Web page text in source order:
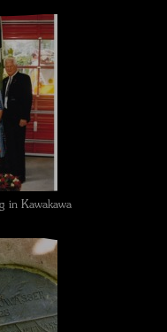
in Kawakawa